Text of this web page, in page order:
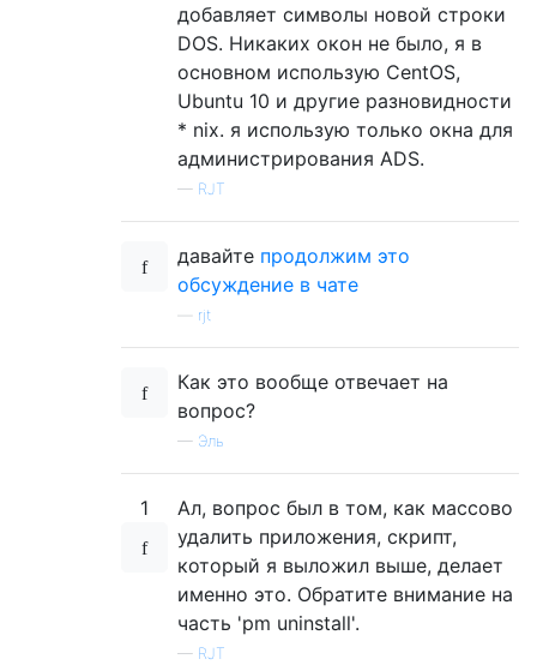
добавляет символы новой строки
DOS. Никаких окон не было, я в
основном использую CentOS,
Ubuntu 10 и другие разновидности
* nix. я использую только окна для
администрирования ADS.
— RJT
давайте продолжим это
обсуждение в чате
rjt
Как это вообще отвечает на
вопрос?
— Эль
1
Ал, вопрос был в том, как массово
удалить приложения, скрипт,
который я выложил выше, делает
именно это. Обратите внимание на
часть 'pm uninstall'.
— RJT